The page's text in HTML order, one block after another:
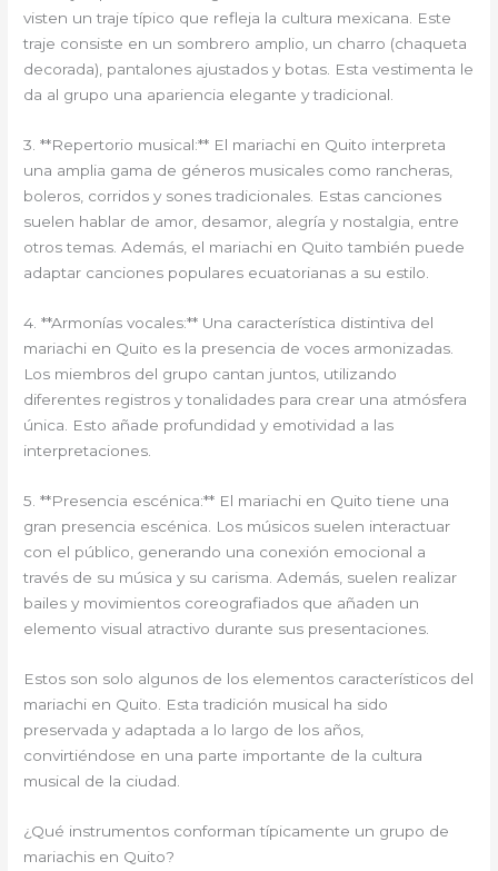
visten un traje típico que refleja la cultura mexicana. Este
traje consiste en un sombrero amplio, un charro (chaqueta
decorada), pantalones ajustados y botas. Esta vestimenta le
da al grupo una apariencia elegante y tradicional.
3. **Repertorio musical:** El mariachi en Quito interpreta
una amplia gama de géneros musicales como rancheras,
boleros, corridos y sones tradicionales. Estas canciones
suelen hablar de amor, desamor, alegría y nostalgia, entre
otros temas. Además, el mariachi en Quito también puede
adaptar canciones populares ecuatorianas a su estilo.
4. **Armonías vocales:** Una característica distintiva del
mariachi en Quito es la presencia de voces armonizadas.
Los miembros del grupo cantan juntos, utilizando
diferentes registros y tonalidades para crear una atmósfera
única. Esto añade profundidad y emotividad a las
interpretaciones.
5. **Presencia escénica:** El mariachi en Quito tiene una
gran presencia escénica. Los músicos suelen interactuar
con el público, generando una conexión emocional a
través de su música y su carisma. Además, suelen realizar
bailes y movimientos coreografiados que añaden un
elemento visual atractivo durante sus presentaciones.
Estos son solo algunos de los elementos característicos del
mariachi en Quito. Esta tradición musical ha sido
preservada y adaptada a lo largo de los años,
convirtiéndose en una parte importante de la cultura
musical de la ciudad.
¿Qué instrumentos conforman típicamente un grupo de
mariachis en Quito?